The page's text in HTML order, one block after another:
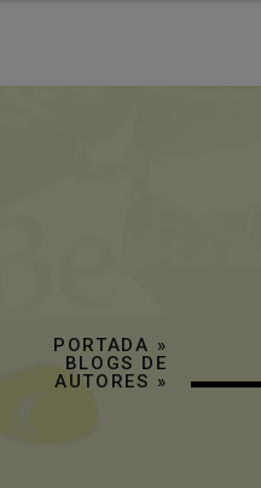
PORTADA »
BLOGS DE
AUTORES »